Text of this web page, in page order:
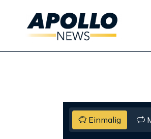
Einmalig